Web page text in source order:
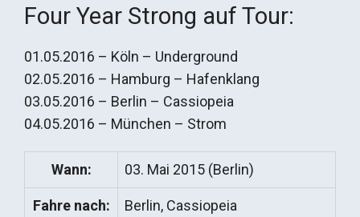
Four Year Strong auf Tour:
01.05.2016 – Köln – Underground
02.05.2016 – Hamburg – Hafenklang
03.05.2016 – Berlin – Cassiopeia
04.05.2016 – München – Strom
Wann: 03. Mai 2015 (Berlin)
Fahre nach: Berlin, Cassiopeia